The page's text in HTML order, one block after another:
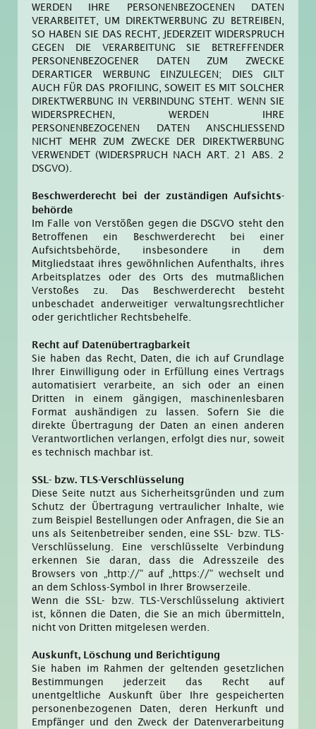
WERDEN IHRE PERSONENBEZOGENEN DATEN
VERARBEITET, UM DIREKTWERBUNG ZU BETREIBEN,
SO HABEN SIE DAS RECHT, JEDERZEIT WIDERSPRUCH
GEGEN DIE VERARBEITUNG SIE BETREFFENDER
PERSONENBEZOGENER DATEN ZUM ZWECKE
DERARTIGER WERBUNG EINZULEGEN; DIES GILT
AUCH FÜR DAS PROFILING, SOWEIT ES MIT SOLCHER
DIREKTWERBUNG IN VERBINDUNG STEHT. WENN SIE
WIDERSPRECHEN, WERDEN IHRE
PERSONENBEZOGENEN DATEN ANSCHLIESSEND
NICHT MEHR ZUM ZWECKE DER DIREKTWERBUNG
VERWENDET (WIDERSPRUCH NACH ART. 21 ABS. 2
DSGVO).
Beschwerde­recht bei der zuständigen Aufsichts­
behörde
Im Falle von Verstößen gegen die DSGVO steht den
Betroffenen ein Beschwerderecht bei einer
Aufsichtsbehörde, insbesondere in dem
Mitgliedstaat ihres gewöhnlichen Aufenthalts, ihres
Arbeitsplatzes oder des Orts des mutmaßlichen
Verstoßes zu. Das Beschwerderecht besteht
unbeschadet anderweitiger verwaltungsrechtlicher
oder gerichtlicher Rechtsbehelfe.
Recht auf Daten­übertrag­barkeit
Sie haben das Recht, Daten, die ich auf Grundlage
Ihrer Einwilligung oder in Erfüllung eines Vertrags
automatisiert verarbeite, an sich oder an einen
Dritten in einem gängigen, maschinenlesbaren
Format aushändigen zu lassen. Sofern Sie die
direkte Übertragung der Daten an einen anderen
Verantwortlichen verlangen, erfolgt dies nur, soweit
es technisch machbar ist.
SSL- bzw. TLS-Verschlüsselung
Diese Seite nutzt aus Sicherheitsgründen und zum
Schutz der Übertragung vertraulicher Inhalte, wie
zum Beispiel Bestellungen oder Anfragen, die Sie an
uns als Seitenbetreiber senden, eine SSL- bzw. TLS-
Verschlüsselung. Eine verschlüsselte Verbindung
erkennen Sie daran, dass die Adresszeile des
Browsers von „http://“ auf „https://“ wechselt und
an dem Schloss-Symbol in Ihrer Browserzeile.
Wenn die SSL- bzw. TLS-Verschlüsselung aktiviert
ist, können die Daten, die Sie an mich übermitteln,
nicht von Dritten mitgelesen werden.
Auskunft, Löschung und Berichtigung
Sie haben im Rahmen der geltenden gesetzlichen
Bestimmungen jederzeit das Recht auf
unentgeltliche Auskunft über Ihre gespeicherten
personenbezogenen Daten, deren Herkunft und
Empfänger und den Zweck der Datenverarbeitung